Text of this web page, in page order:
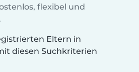
flexibel und
Eltern in
diesen Suchkriterien